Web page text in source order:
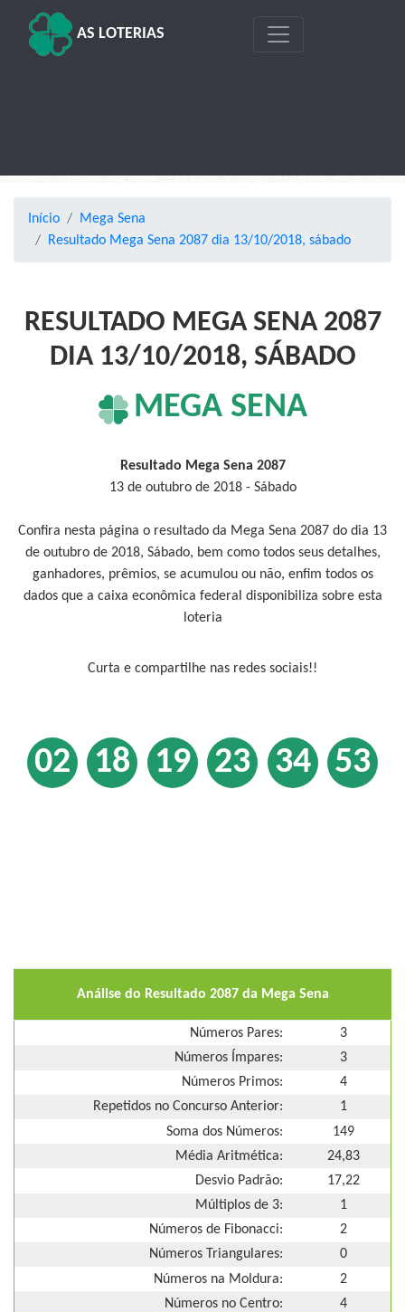
AS LOTERIAS
Início
Mega Sena
Resultado Mega Sena 2087 dia 13/10/2018, sábado
RESULTADO MEGA SENA 2087
DIA 13/10/2018, SÁBADO
MEGA SENA
Resultado Mega Sena 2087
13 de outubro de 2018 - Sábado
Confira nesta página o resultado da Mega Sena 2087 do dia 13
de outubro de 2018, Sábado, bem como todos seus detalhes,
ganhadores, prêmios, se acumulou ou não, enfim todos os
dados que a caixa econômica federal disponibiliza sobre esta
loteria
Curta e compartilhe nas redes sociais!!
02 18 19 23 34 53
Análise do Resultado 2087 da Mega Sena
Números Pares:
3
Números Ímpares:
3
Números Primos:
4
Repetidos no Concurso Anterior:
1
Soma dos Números:
149
Média Aritmética:
24,83
Desvio Padrão:
17,22
Múltiplos de 3:
1
Números de Fibonacci:
2
Números Triangulares:
0
Números na Moldura:
2
Números no Centro:
4